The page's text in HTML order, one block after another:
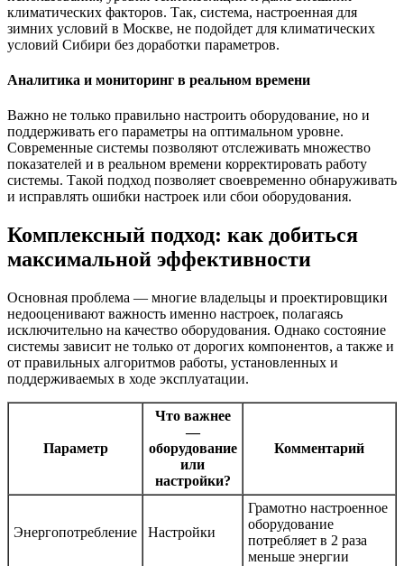
климатических факторов. Так, система, настроенная для
зимних условий в Москве, не подойдет для климатических
условий Сибири без доработки параметров.
Аналитика и мониторинг в реальном времени
Важно не только правильно настроить оборудование, но и
поддерживать его параметры на оптимальном уровне.
Современные системы позволяют отслеживать множество
показателей и в реальном времени корректировать работу
системы. Такой подход позволяет своевременно обнаруживать
и исправлять ошибки настроек или сбои оборудования.
Комплексный подход: как добиться
максимальной эффективности
Основная проблема — многие владельцы и проектировщики
недооценивают важность именно настроек, полагаясь
исключительно на качество оборудования. Однако состояние
системы зависит не только от дорогих компонентов, а также и
от правильных алгоритмов работы, установленных и
поддерживаемых в ходе эксплуатации.
Параметр
Что важнее
—
оборудование
или
настройки?
Комментарий
Энергопотребление Настройки
Грамотно настроенное
оборудование
потребляет в 2 раза
меньше энергии